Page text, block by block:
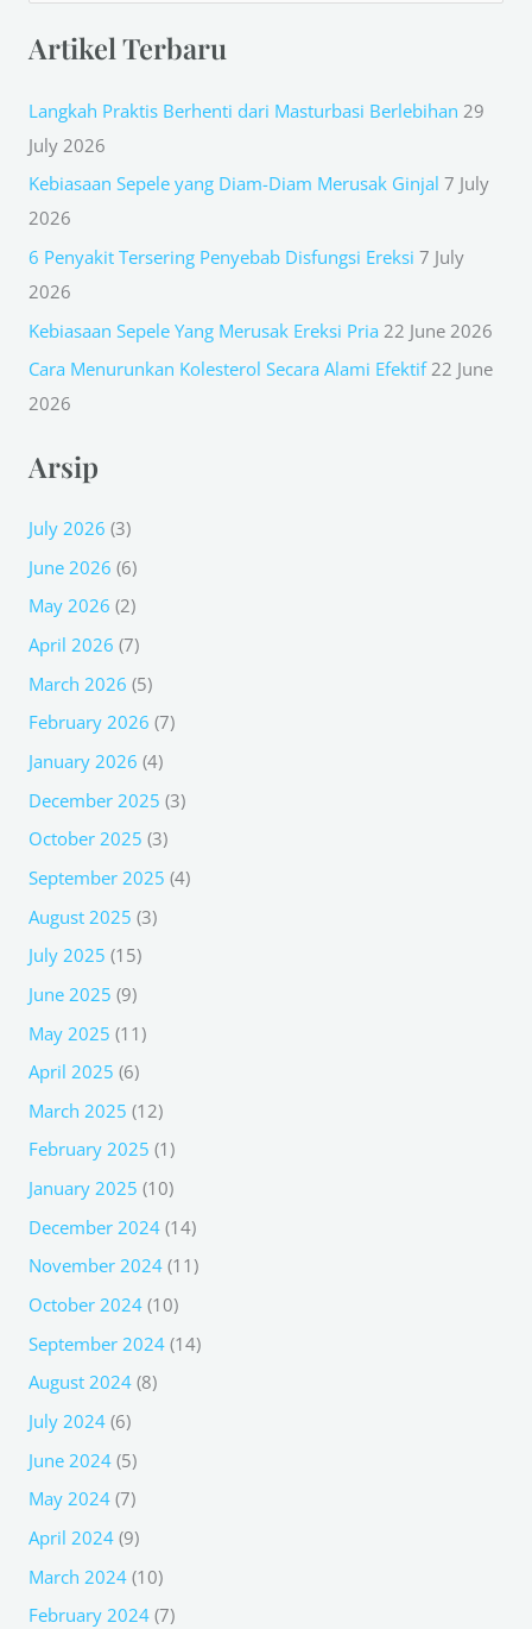
a
c
h
f
o
r
:
Artikel Terbaru
Langkah Praktis Berhenti dari Masturbasi Berlebihan 29
July 2026
Kebiasaan Sepele yang Diam-Diam Merusak Ginjal 7 July
2026
6 Penyakit Tersering Penyebab Disfungsi Ereksi 7 July
2026
Kebiasaan Sepele Yang Merusak Ereksi Pria 22 June 2026
Cara Menurunkan Kolesterol Secara Alami Efektif 22 June
2026
Arsip
July 2026 (3)
June 2026 (6)
May 2026 (2)
April 2026 (7)
March 2026 (5)
February 2026 (7)
January 2026 (4)
December 2025 (3)
October 2025 (3)
September 2025 (4)
August 2025 (3)
July 2025 (15)
June 2025 (9)
May 2025 (11)
April 2025 (6)
March 2025 (12)
February 2025 (1)
January 2025 (10)
December 2024(14)
November 2024(11)
October 2024(10)
September 2024(14)
August 2024(8)
July 2024(6)
June 2024(5)
May 2024(7)
April 2024(9)
March 2024(10)
February 2024(7)